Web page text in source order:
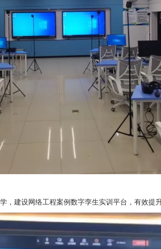
， 建设网络工程案例数字孪生实训平台 ， 有效提